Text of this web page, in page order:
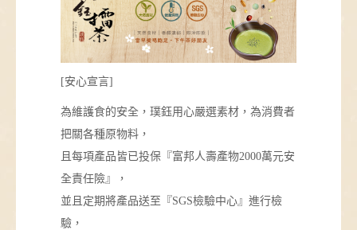
[安心宣言]
為維護食的安全，璞鈺用心嚴選素材，為消費者
把關各種原物料，
且每項產品皆已投保『富邦人壽產物2000萬元安
全責任險』，
並且定期將產品送至『SGS檢驗中心』進行檢
驗，